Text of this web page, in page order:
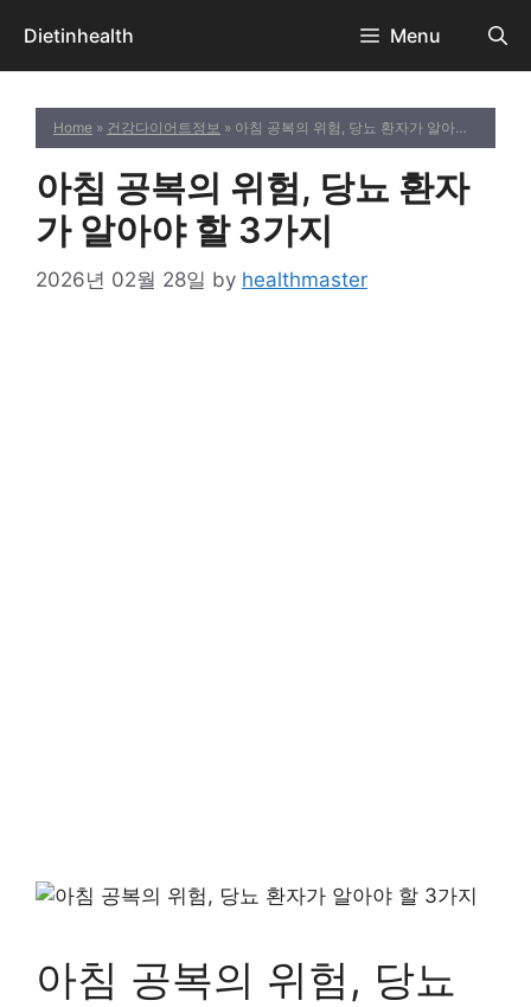
content
Dietinhealth Menu
Home » 건강다이어트정보 » 아침 공복의 위험, 당뇨 환자가 알아야 할 3가지
아침 공복의 위험, 당뇨 환자
가 알아야 할 3가지
2026년 02월 28일 by healthmaster
아침 공복의 위험, 당뇨